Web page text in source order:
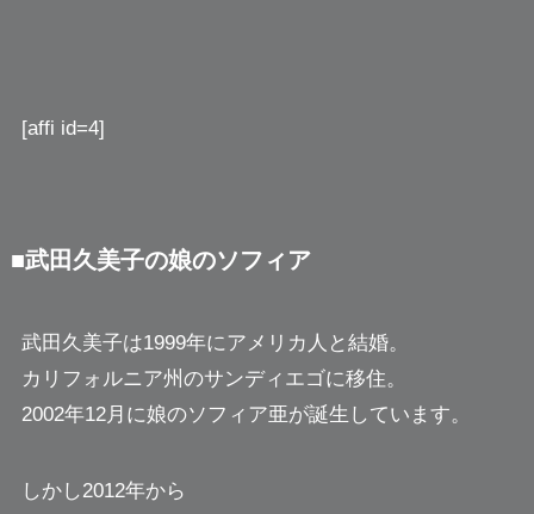
[affi id=4]
■武田久美子の娘のソフィア
武田久美子は1999年にアメリカ人と結婚。
カリフォルニア州のサンディエゴに移住。
2002年12月に娘のソフィア亜が誕生しています。
しかし2012年から